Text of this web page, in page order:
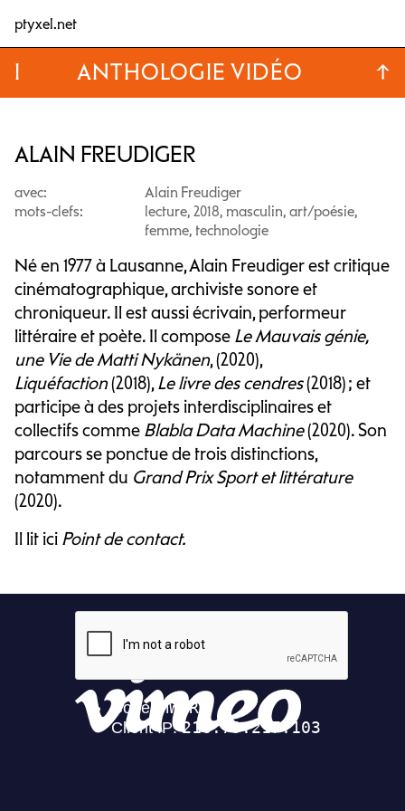
ptyxel.net
I ANTHOLOGIE VIDÉO ↑
ALAIN FREUDIGER
avec:
Alain Freudiger
mots-clefs:
lecture, 2018, masculin, art/poésie,
femme, technologie
Né en 1977 à Lausanne, Alain Freudiger est critique
cinématographique, archiviste sonore et
chroniqueur. Il est aussi écrivain, performeur
littéraire et poète. Il compose Le Mauvais génie,
une Vie de Matti Nykänen, (2020),
Liquéfaction(2018),Le livre des cendres(2018) ; et
participe à des projets interdisciplinaires et
collectifs comme Blabla Data Machine(2020). Son
parcours se ponctue de trois distinctions,
notamment du Grand Prix Sport et littérature
(2020).
Il lit ici Point de contact.